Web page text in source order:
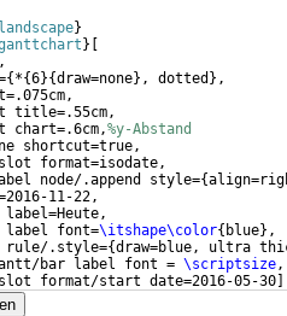
landscape}
}
{ *{6}{draw=none} , dotted } ,
title=.55cm,
chart=.6cm,
%y-Abstand
shortcut=true,
format=isodate,
node/.append style=
{
11-22,
label=Heute,
label font=
\itshape\color{ blue} ,
rule/.style=
{draw=blue, ultra
bar label font =
\scriptsize
format/start date=2016-05-30
30